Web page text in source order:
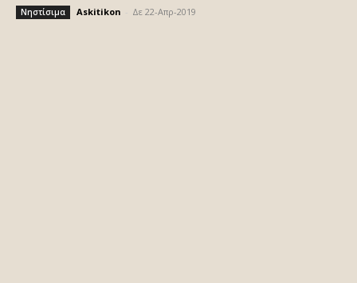
Νηστίσιμα Askitikon Δε 22-Απρ-2019